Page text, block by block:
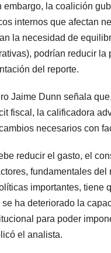
embargo, la coalición
internos que afectan
la necesidad de
podrían reducir
del reporte.
Jaime Dunn señala
fiscal, la calificadora
necesarios con
reducir el gasto, el
fundamentales
importantes, tiene
ha deteriorado la
para poder
el analista.